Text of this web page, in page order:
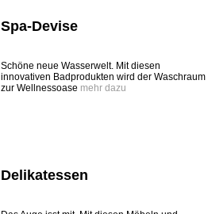
Spa-Devise
Schöne neue Wasserwelt. Mit diesen
innovativen Badprodukten wird der Waschraum
zur Wellnessoase mehr dazu
Delikatessen